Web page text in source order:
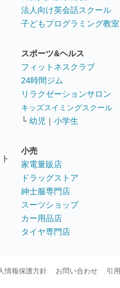
法人向け英会話スクール
子どもプログラミング教室
スポーツ&ヘルス
フィットネスクラブ
24時間ジム
リラクゼーションサロン
キッズスイミングスクール
└ 幼児 ｜ 小学生
小売
家電量販店
ドラッグストア
紳士服専門店
スーツショップ
カー用品店
タイヤ専門店
情報保護方針 お問い合わせ 引